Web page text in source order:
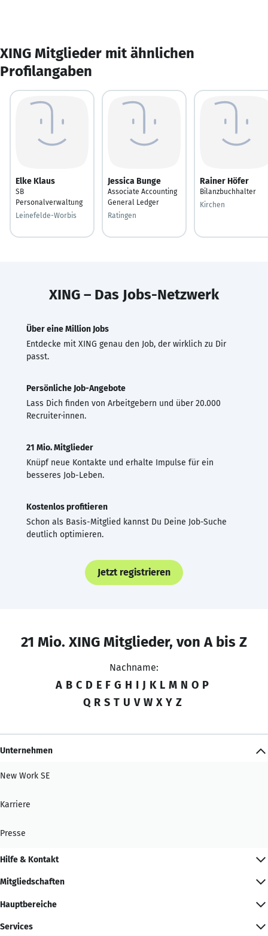
XING Mitglieder mit ähnlichen
Profilangaben
Elke Klaus
SB
Personalverwaltung
Leinefelde-Worbis
Jessica Bunge
Associate Accounting
General Ledger
Ratingen
Rainer Höfer
Bilanzbuchhalter
Kirchen
XING – Das Jobs-Netzwerk
Über eine Million Jobs
Entdecke mit XING genau den Job, der wirklich zu Dir
passt.
Persönliche Job-Angebote
Lass Dich finden von Arbeitgebern und über 20.000
Recruiter·innen.
21 Mio. Mitglieder
Knüpf neue Kontakte und erhalte Impulse für ein
besseres Job-Leben.
Kostenlos profitieren
Schon als Basis-Mitglied kannst Du Deine Job-Suche
deutlich optimieren.
Jetzt registrieren
21 Mio. XING Mitglieder, von A bis Z
Nachname:
A B C D E F G H I J K L M N O P
Q R S T U V W X Y Z
Unternehmen
New Work SE
Karriere
Presse
Hilfe & Kontakt
Mitgliedschaften
Hauptbereiche
Services